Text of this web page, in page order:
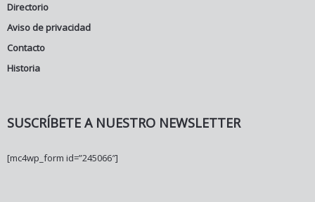
Directorio
Aviso de privacidad
Contacto
Historia
SUSCRÍBETE A NUESTRO NEWSLETTER
[mc4wp_form id=”245066″]